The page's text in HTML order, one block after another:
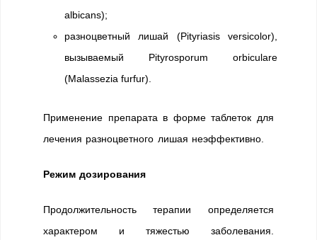
albicans);
разноцветный лишай (Pityriasis versicolor),
вызываемый Pityrosporum orbiculare
(Malassezia furfur).
Применение препарата в форме таблеток для
лечения разноцветного лишая неэффективно.
Режим дозирования
Продолжительность терапии определяется
характером и тяжестью заболевания.